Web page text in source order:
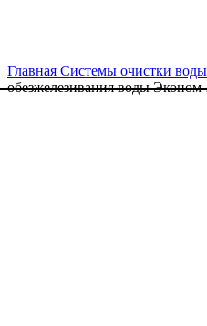
Главная Системы очистки воды
обезжелезивания воды